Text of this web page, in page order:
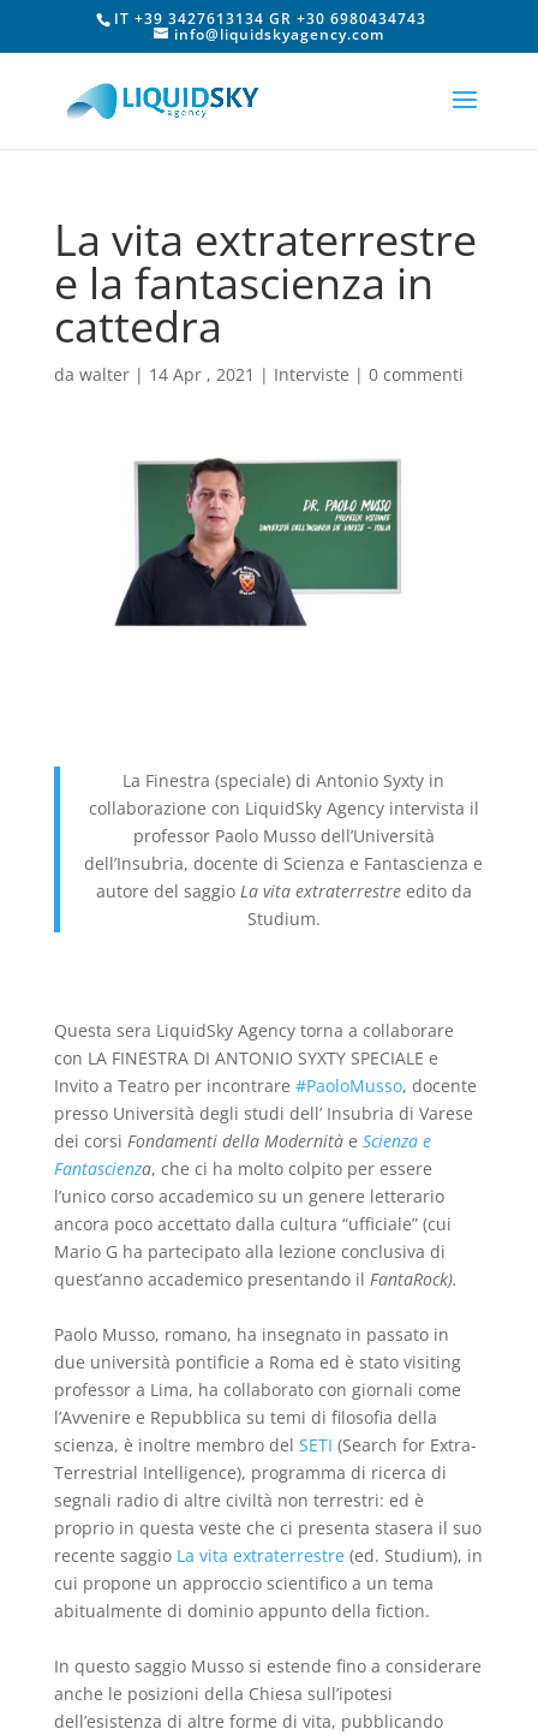
IT +39 3427613134 GR +30 6980434743
info@liquidskyagency.com
La vita extraterrestre
e la fantascienza in
cattedra
da walter| 14 Apr , 2021 | Interviste | 0 commenti
La Finestra (speciale) di Antonio Syxty in
collaborazione con LiquidSky Agency intervista il
professor Paolo Musso dell’Università
dell’Insubria, docente di Scienza e Fantascienza e
autore del saggio La vita extraterrestreedito da
Studium.
Questa sera LiquidSky Agency torna a collaborare
con LA FINESTRA DI ANTONIO SYXTY SPECIALE e
Invito a Teatro per incontrare #PaoloMusso, docente
presso Università degli studi dell’ Insubria di Varese
dei corsi Fondamenti della Modernità e Scienza e
Fantascienza, che ci ha molto colpito per essere
l’unico corso accademico su un genere letterario
ancora poco accettato dalla cultura “ufficiale” (cui
Mario G ha partecipato alla lezione conclusiva di
quest’anno accademico presentando il FantaRock).
Paolo Musso, romano, ha insegnato in passato in
due università pontificie a Roma ed è stato visiting
professor a Lima, ha collaborato con giornali come
l’Avvenire e Repubblica su temi di filosofia della
scienza, è inoltre membro del SETI (Search for Extra-
Terrestrial Intelligence), programma di ricerca di
segnali radio di altre civiltà non terrestri: ed è
proprio in questa veste che ci presenta stasera il suo
recente saggio La vita extraterrestre (ed. Studium), in
cui propone un approccio scientifico a un tema
abitualmente di dominio appunto della fiction.
In questo saggio Musso si estende fino a considerare
anche le posizioni della Chiesa sull’ipotesi
dell’esistenza di altre forme di vita, pubblicando